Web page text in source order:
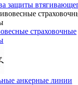
защиты
страховочные
анкерные линии